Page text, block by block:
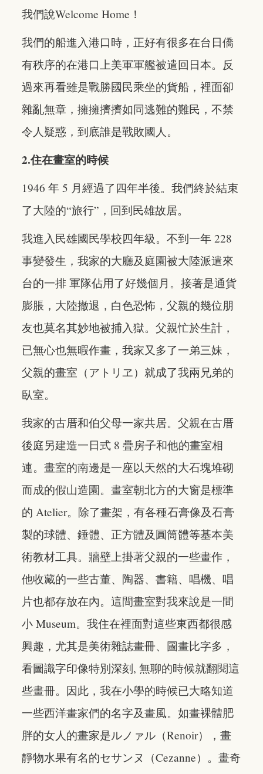
我們說Welcome Home！
我們的船進入港口時，正好有很多在台日僑
有秩序的在港口上美軍軍艦被遣回日本。反
過來再看雖是戰勝國民乘坐的貨船，裡面卻
雜亂無章，擁擁擠擠如同逃難的難民，不禁
令人疑惑，到底誰是戰敗國人。
2.住在畫室的時候
1946 年 5 月經過了四年半後。我們終於結束
了大陸的“旅行”，回到民雄故居。
我進入民雄國民學校四年級。不到一年 228
事變發生，我家的大廳及庭園被大陸派遣來
台的一排 軍隊佔用了好幾個月。接著是通貨
膨脹，大陸撤退，白色恐怖，父親的幾位朋
友也莫名其妙地被捕入獄。父親忙於生計，
已無心也無暇作畫，我家又多了一弟三妹，
父親的畫室（アトリヱ）就成了我兩兄弟的
臥室。
我家的古厝和伯父母一家共居。父親在古厝
後庭另建造一日式 8 疊房子和他的畫室相
連。畫室的南邊是一座以天然的大石塊堆砌
而成的假山造園。畫室朝北方的大窗是標準
的 Atelier。除了畫架，有各種石膏像及石膏
製的球體、錘體、正方體及圓筒體等基本美
術教材工具。牆壁上掛著父親的一些畫作，
他收藏的一些古董、陶器、書籍、唱機、唱
片也都存放在內。這間畫室對我來說是一間
小 Museum。我住在裡面對這些東西都很感
興趣，尤其是美術雜誌畫冊、圖畫比字多，
看圖識字印像特別深刻, 無聊的時候就翻閱這
些畫冊。因此，我在小學的時候已大略知道
一些西洋畫家們的名字及畫風。如畫裸體肥
胖的女人的畫家是ルノァル（Renoir），畫
靜物水果有名的セサンヌ（Cezanne）。畫奇